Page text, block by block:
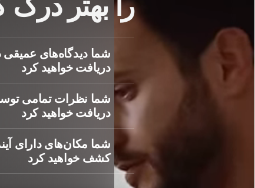
شما دیدگاه‌های عمیقی
دریافت خواهید کرد
شما نظرات تمامی
دریافت خواهید کرد
شما مکان‌های دارای
کشف خواهید کرد